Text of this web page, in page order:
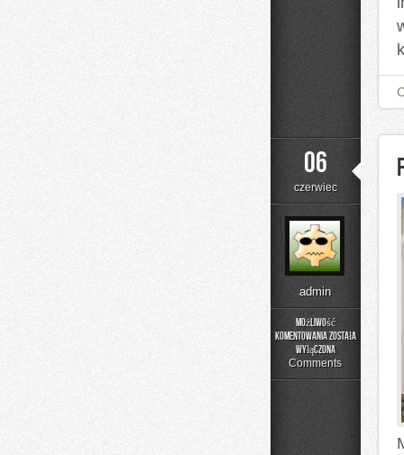
06
czerwiec
admin
Możliwość
komentowania
Fotografia
została
wyłączona
Comments